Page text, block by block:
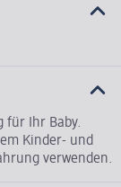
für Ihr Baby.
Kinder- und
verwenden.